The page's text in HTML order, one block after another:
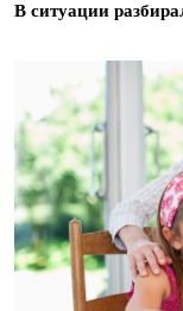
В ситуации